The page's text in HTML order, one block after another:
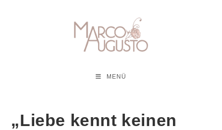
MENÜ
„Liebe kennt keinen